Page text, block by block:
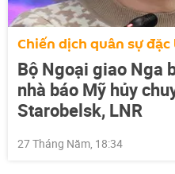
Chiến dịch quân sự
Bộ Ngoại giao Nga
nhà báo Mỹ hủy
Starobelsk, LNR
27 Tháng Năm, 18:34